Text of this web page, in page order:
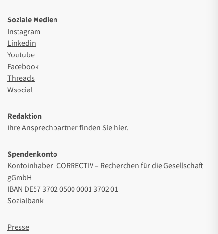
Soziale Medien
Instagram
Linkedin
Youtube
Facebook
Threads
Wsocial
Redaktion
Ihre Ansprechpartner finden Siehier.
Spendenkonto
Kontoinhaber: CORRECTIV – Recherchen für die Gesellschaft
gGmbH
IBAN DE57 3702 0500 0001 3702 01
Sozialbank
Presse